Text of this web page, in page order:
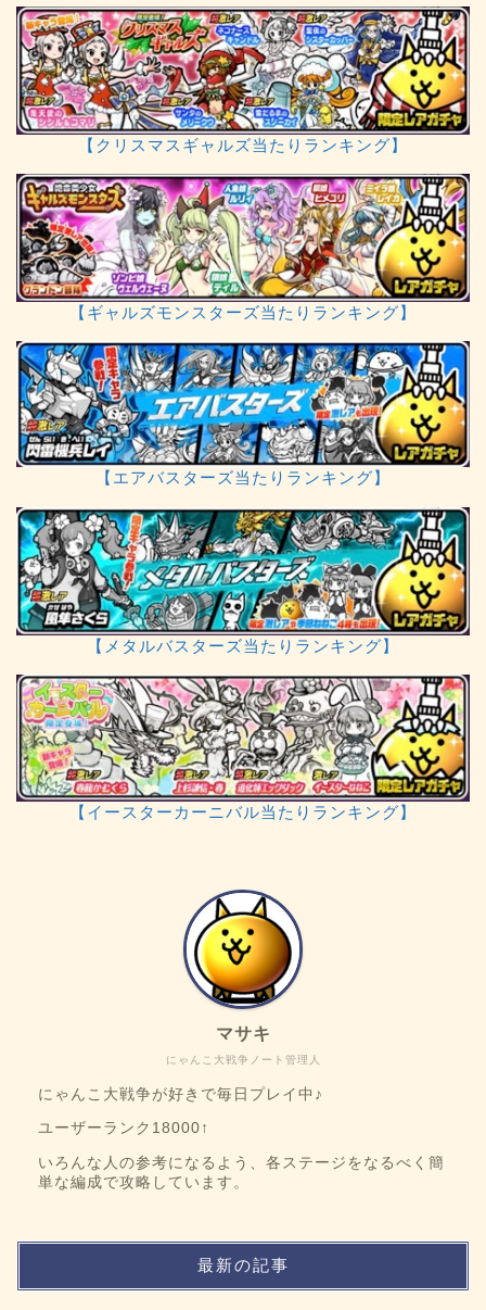
【クリスマスギャルズ当たりランキング】
【ギャルズモンスターズ当たりランキング】
【エアバスターズ当たりランキング】
【メタルバスターズ当たりランキング】
【イースターカーニバル当たりランキング】
にゃんこ大戦争ノート管理人
マサキ
にゃんこ大戦争が好きで毎日プレイ中♪
ユーザーランク18000↑
いろんな人の参考になるよう、各ステージをなるべく簡
単な編成で攻略しています。
最新の記事